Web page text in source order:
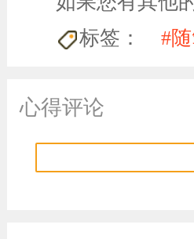
标签：
#
心得评论